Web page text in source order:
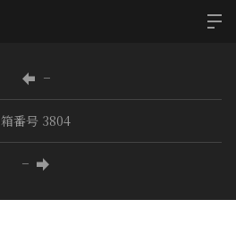
−
箱番号 3804
−